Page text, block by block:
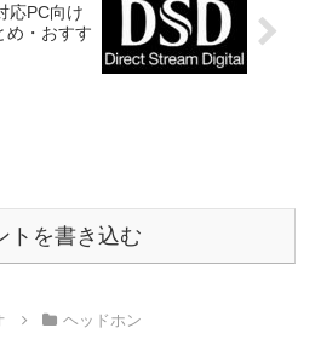
応PC向け
め・おすす
トを書き込む
ヘッドホン